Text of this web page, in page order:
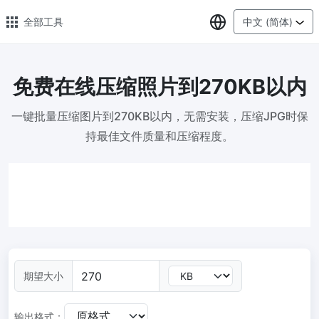
全部工具
🔥 热门 🔥
图片压缩
在线图片批量压缩，压缩率最高可达80%
照片压缩到指定大小
将图像压缩为20kb、50kb、100KB、200KB或任何其他大小
选择语言
中文 (简体)
免费在线压缩照片到270KB以内
一键批量压缩图片到270KB以内，无需安装，压缩JPG时保
持最佳文件质量和压缩程度。
期望大小
输出格式：